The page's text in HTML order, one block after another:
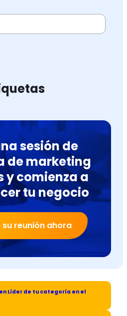
sesión de
de marketing
y comienza a
tu negocio
reunión ahora
Líder de tu categoría en el